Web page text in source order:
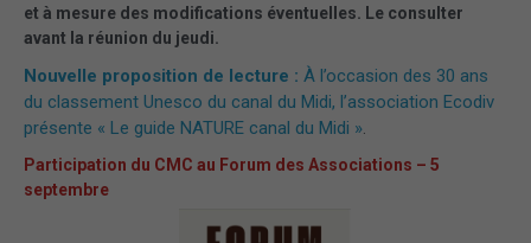
et à mesure des modifications éventuelles. Le consulter
avant la réunion du jeudi.
Nouvelle proposition de lecture : À l’occasion des 30 ans
du classement Unesco du canal du Midi, l’association Ecodiv
présente « Le guide NATURE canal du Midi ».
Participation du CMC au Forum des Associations – 5
septembre